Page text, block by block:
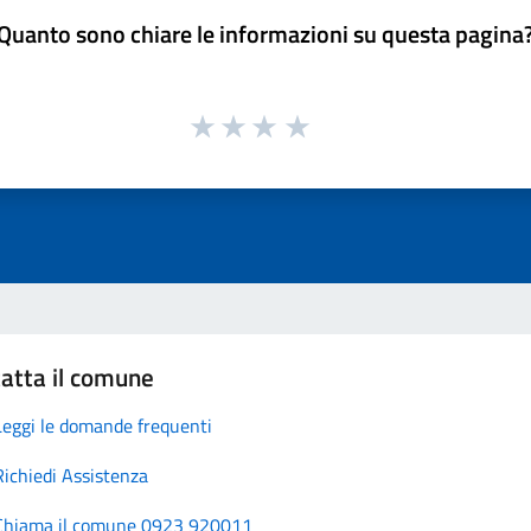
sono chiare le informazioni su questa
il comune
le domande frequenti
Assistenza
il comune 0923 920011